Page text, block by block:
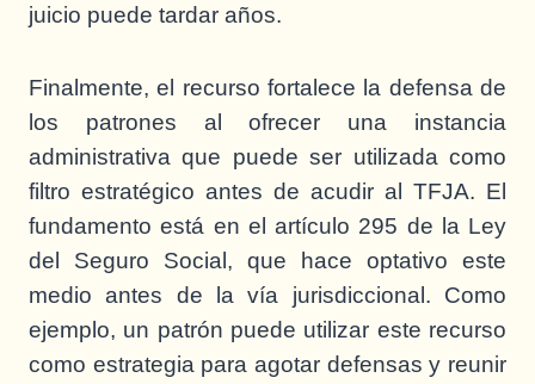
juicio puede tardar años.
Finalmente, el recurso fortalece la defensa de
los patrones al ofrecer una instancia
administrativa que puede ser utilizada como
filtro estratégico antes de acudir al TFJA. El
fundamento está en el artículo 295 de la Ley
del Seguro Social, que hace optativo este
medio antes de la vía jurisdiccional. Como
ejemplo, un patrón puede utilizar este recurso
como estrategia para agotar defensas y reunir